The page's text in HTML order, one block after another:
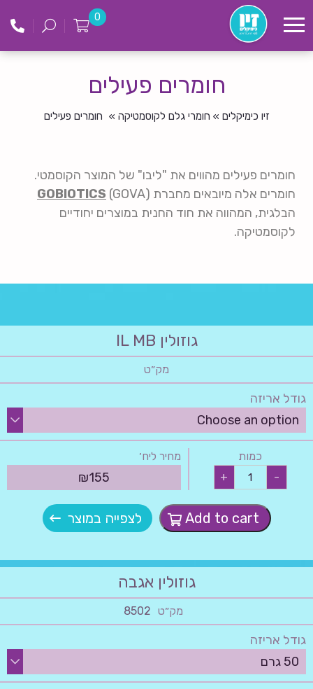
לתוכן
זיו
כימקילים
0
חומרים פעילים
זיו כימיקלים » חומרי גלם לקוסמטיקה » חומרים פעילים
חומרים פעילים מהווים את "ליבו" של המוצר הקוסמטי.
חומרים אלה מיובאים מחברת
GOBIOTICS (GOVA)
הבלגית, המהווה את חוד החנית במוצרים יחודיים
לקוסמטיקה.
גוזולין IL MB
מק״ט
גודל אריזה
כמות
-
גוזולין
quantity
+
מחיר ליח׳
₪155
Add to cart לצפייה במוצר
גוזולין אגבה
מק״ט 8502
גודל אריזה